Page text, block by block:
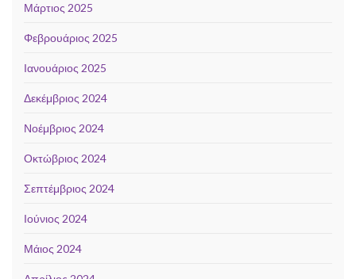
Μάρτιος 2025
Φεβρουάριος 2025
Ιανουάριος 2025
Δεκέμβριος 2024
Νοέμβριος 2024
Οκτώβριος 2024
Σεπτέμβριος 2024
Ιούνιος 2024
Μάιος 2024